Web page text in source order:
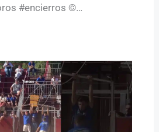
#encierros ©…